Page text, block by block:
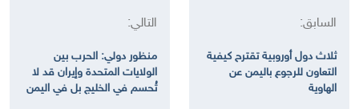
السابق:
ثلاث دول أوروبية تقترح كيفية
التعاون للرجوع باليمن عن
الهاوية
التالي:
منظور دولي: الحرب بين
الولايات المتحدة وإيران قد لا
تُحسم في الخليج بل في اليمن